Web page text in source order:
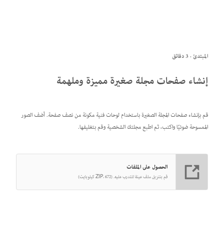
المبتدئ · 3 دقائق
إنشاء صفحات مجلة صغيرة مميزة وملهمة
قم بإنشاء صفحات المجلة الصغيرة باستخدام لوحات فنية مكونة من نصف صفحة. أضف الصور
الممسوحة ضوئيًا واكتب، ثم اطبع مجلتك الشخصية وقم بتغليفها.
الحصول على الملفات
قم بتنزيل ملف عينة للتدرب عليه. (ZIP، 672 كيلوبايت)